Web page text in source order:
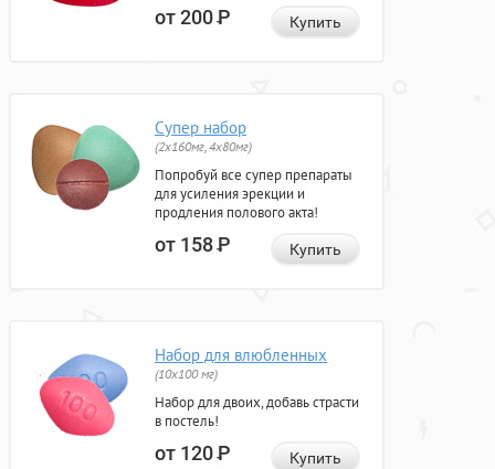
от 200Р Купить
Супер набор
(2х160мг, 4х80мг)
Попробуй все супер препараты
для усиления эрекции и
продления полового акта!
от 158Р Купить
Набор для влюбленных
(10х100 мг)
Набор для двоих, добавь страсти
в постель!
от 120Р Купить